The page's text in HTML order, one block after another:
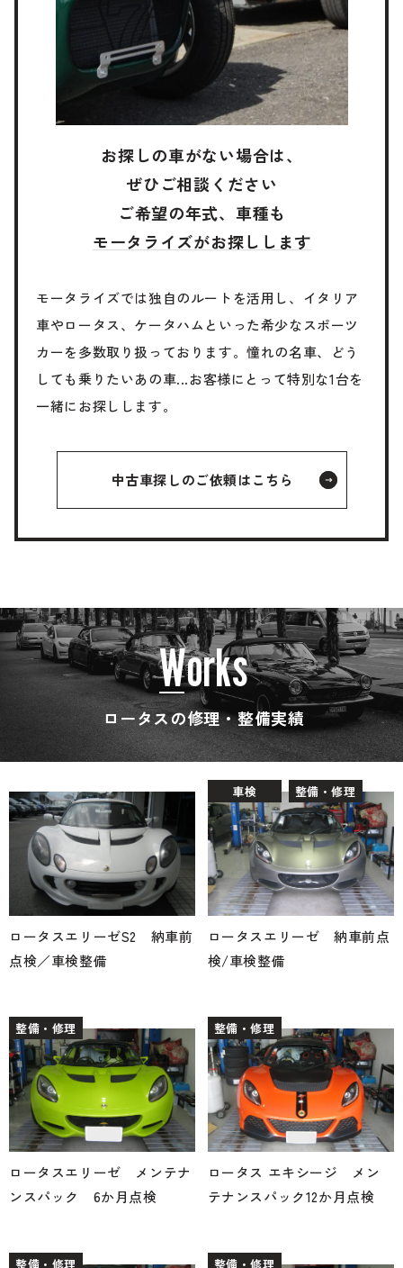
お探しの車がない場合は、
ぜひご相談ください
ご希望の年式、車種も
モータライズがお探しします
モータライズでは独自のルートを活用し、イタリア
車やロータス、ケータハムといった希少なスポーツ
カーを多数取り扱っております。憧れの名車、どう
しても乗りたいあの車...お客様にとって特別な1台を
一緒にお探しします。
中古車探しのご依頼はこちら
Works
ロータスの修理・整備実績
ロータスエリーゼS2 納車前
点検／車検整備
ロータスエリーゼ 納車前点
検/車検整備
車検 整備・修理
ロータスエリーゼ メンテナ
ンスパック 6か月点検
整備・修理
ロータス エキシージ メン
テナンスパック12か月点検
整備・修理
整備・修理 整備・修理